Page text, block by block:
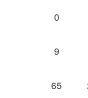
0
9
65